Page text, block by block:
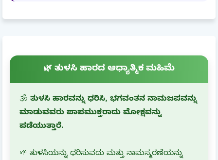
🌿 ತುಳಸಿ ಹಾರದ ಆಧ್ಯಾತ್ಮಿಕ ಮಹಿಮೆ
🕉️ ತುಳಸಿ ಹಾರವನ್ನು ಧರಿಸಿ, ಭಗವಂತನ ನಾಮಜಪವನ್ನು
ಮಾಡುವವರು ಪಾಪಮುಕ್ತರಾದು ಮೋಕ್ಷವನ್ನು
ಪಡೆಯುತ್ತಾರೆ.
🌱 ತುಳಸಿಯನ್ನು ಧರಿಸುವದು ಮತ್ತು ನಾಮಸ್ಮರಣೆಯನ್ನು